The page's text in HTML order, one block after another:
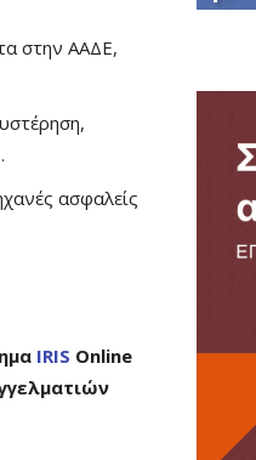
στην ΑΑΔΕ,
ασφαλείς
IRIS Online